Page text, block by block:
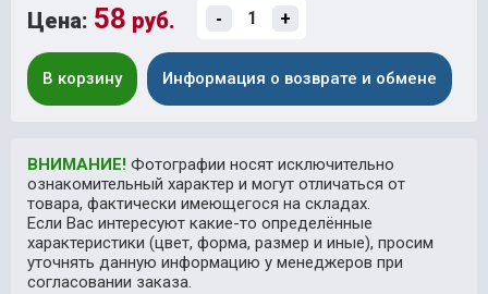
Цена: 58 руб. - +
В корзину Информация о возврате и обмене
ВНИМАНИЕ! Фотографии носят исключительно
ознакомительный характер и могут отличаться от
товара, фактически имеющегося на складах.
Если Вас интересуют какие-то определённые
характеристики (цвет, форма, размер и иные), просим
уточнять данную информацию у менеджеров при
согласовании заказа.